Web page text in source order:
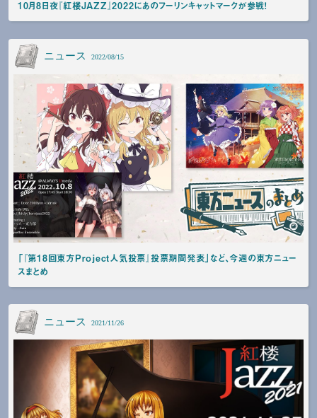
10月8日夜『紅楼JAZZ』2022にあのフーリンキャットマークが参戦！
ニュース 2022/08/15
「『第18回東方Project人気投票』投票期間発表」など、今週の東方ニュー
スまとめ
ニュース 2021/11/26